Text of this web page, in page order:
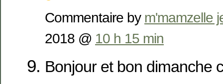
Commentaire by m'mamzelle
2018 @ 10 h 15 min
Bonjour et bon dimanche